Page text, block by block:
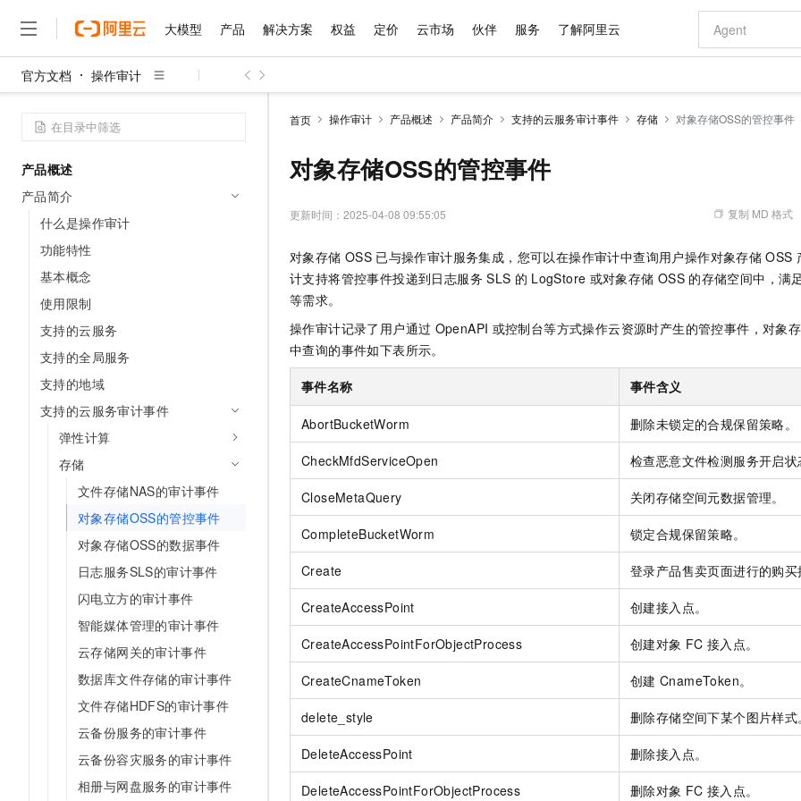
大模型 产品 解决方案 权益 定价 云市场 伙伴 服务 了解阿里云
官方文档 操作审计
产品概述
产品简介
什么是操作审计
功能特性
基本概念
使用限制
支持的云服务
支持的全局服务
支持的地域
支持的云服务审计事件
弹性计算
存储
文件存储NAS的审计事件
对象存储OSS的管控事件
对象存储OSS的数据事件
日志服务SLS的审计事件
闪电立方的审计事件
智能媒体管理的审计事件
云存储网关的审计事件
数据库文件存储的审计事件
文件存储HDFS的审计事件
云备份服务的审计事件
云备份容灾服务的审计事件
相册与网盘服务的审计事件
首页 操作审计 产品概述 产品简介 支持的云服务审计事件 存储 对象存储OSS的管控事件
对象存储OSS的管控事件
更新时间： 2025-04-08 09:55:05 复制 MD 格式
对象存储 OSS 已与操作审计服务集成，您可以在操作审计中查询用户操作对象存储 OSS
计支持将管控事件投递到日志服务 SLS 的 LogStore 或对象存储 OSS 的存储空间中，满
等需求。
操作审计记录了用户通过 OpenAPI 或控制台等方式操作云资源时产生的管控事件，对象
中查询的事件如下表所示。
事件名称 事件含义
AbortBucketWorm 删除未锁定的合规保留策略。
CheckMfdServiceOpen 检查恶意文件检测服务开启状
CloseMetaQuery 关闭存储空间元数据管理。
CompleteBucketWorm 锁定合规保留策略。
Create 登录产品售卖页面进行的购买
CreateAccessPoint 创建接入点。
CreateAccessPointForObjectProcess 创建对象 FC 接入点。
CreateCnameToken 创建 CnameToken。
delete_style 删除存储空间下某个图片样式。
DeleteAccessPoint 删除接入点。
DeleteAccessPointForObjectProcess 删除对象 FC 接入点。
大模型
千问AI平台 大模型
Qwen3.8-Max HOT
智能体时代全能旗舰模型
Qwen3.7-Plus
能看、能想、能动手的多模态智能体模型
Qwen3-VL-Plus
视觉 Coding、空间感知、多模态思考等全面升级
Kimi-K3 NEW
Deepseek-v4-pro
1M上下文，专为长程任务能力而生
大模型服务
千问AI平台-Token Plan NEW
千问AI平台-模型体验
在线体验全尺寸、多种模态的模型效果
Happy 系列大模型
新一代 AI 视频生成模型，深度适配广告营销等场景
AI 应用构建
大模型服务平台百炼-应用模版
丰富多元化的应用模版和解决方案
大模型服务平台百炼-智能体
灵活可视化地构建企业级 Agent
人工智能平台 PAI
AI Native 的算法工程平台，一站式完成建模、训练、推理服务部署
大模型原
Qoder HOT
面向真实软件
万有无界
秒悟
云端极速 AI 应
大模型解决方案
快速部署 Dify，高效搭建 AI 应用
依托云原生高可用架构,实现Dify私有化部署
10分钟微调：让0.6B模型媲美235B模型
用1%尺寸在特定领域达到大模型90%以上效果
产品
精选产品
计算
容器
存储
网络与CDN
安全
中间件
数据库
大数据计算
媒体服务
企业服务与云通信
终端用户计算
Serverless
迁移与运维管理
精选产品
大模型服务与应用平台
多元化、高性能、安全可靠的大模型服务
无影云电脑
随时随地安全接入的云上超级电脑
云解析DNS
覆盖公网/内网、递归/权威、移动APP等全场景解析服务
云原生大数据计算服务 MaxCompute
面向分析的企业级SaaS模式云数据仓库
提供智能易用的域名与建站服务
人工智能平台 PAI 大模型
一站式AI开发、训练和推理服务
基于千问大模型等，支持代码智能生成、研发智能问答
提供一站式管理容器应用的 K8s 服务
Qoder
面向真实软件
解决方案
精选解决方案
互联网应用开发
大数据
安全
网络
上云与迁云
企业出海
精选解决方案
企业级Agent产品，直接交付可用成果
HappyHorse 打造一站式影视创作平台
可视化编排打通从文字构思到成片全链路闭环
快速拥有专属 OpenClaw
让AI从“聊天伙伴”进化为能干活的“数字员工”
上传文档即自动完成翻译和格式还原
Hermes Agent，打造自进化智能体
自主进化，持久记忆，越用越聪明
安装技能 GStack，拥有专属 AI 工程团队
轻松解锁专属
5 分钟轻松
权益 普惠上云
云服务器38元/年起，超值低价云产品抢先购
推荐新用户得奖励，单订单最高返9万
云工开物
高校专属算力普惠，学生认证享300元代金券
免费试用
解决方案免费试用 新老同享
最高领取价值200元试用点，立即开启云上创新
1亿+ 大模型 tokens 和 30+ 款产品免费体验
140+云产品 免费试用
产品新客免费试用，最长12个月
大模型ACA认证体验
助力企业全员 AI 认知与能力提升
AI 特惠
至高享 1亿+免费 tokens，加速 Al 应用落地
Token Plan 模型订阅计划
Qwen3.8-Max 首发尝鲜，限时加量 10 倍，夜间低至2折
你的AI工作搭子，覆盖日常办公高频场景
Night Plan 支持 Qwen 3.8-Max
夜间 5 折，Qwen/Meoo/TokenPlan 客户专享
AI 场景体
从图文生成到
AI 广告创作
图文、视频一
0 代码专业建
AI 办公
AI智能应用，
智能客服
自动承接线索
定价 产品定价
了解云产品的定价详情
云上成本管理
管理和优化成本
价格计算器
自助选配和估算价格
价格优势
配置报价
云市场 精选商城
多端小程序
观测云
Tuya 物联网平台阿里云版
蓝凌 OA
电子合同
畅捷通
Tableau 订阅
AI空中课堂在线直播课堂（旗舰版）
生态解决方案
行业生态解决方案
开发者生态解决方案
AI 开发和 AI 应用解决方案
数据与 API
手机三要素
OCR 文字识别
天气预报查询
快递物流查询
CRM
OA 办公系统
财税管理
基础软件
JAVA
操作系统
WordPress
Red Hat
SUSE
建站小程序
模板建站
定制建站
定制小程序
APP 开发
建站系统
伙伴 成为销售伙伴
咨询伙伴
销售伙伴合作计划
无影生态合作计划
Salesforce On Alibaba Cloud
Consulting Partner 合作计划
AI 大模型销售与服务生态合作计划
成为产品伙伴
产品生态伙伴
产品伙伴
云网络合作
成为服务
服务生态伙伴
服务 售前咨询
售后服务
自助服务
在线服务
工单服务
短信专区
企业增值服务
专家技术服务
企业成长
服务实践
创新中心
阿里云认证
信息公告
官网公告
健康状态
了解阿里云 为什么选择阿里云
技术领先
分析师报告
研究报告与白皮书
天池大赛
AI 算法大赛
云开发大赛
入门学习赛
最佳实践
云上奥运之旅
看见新力量
客户案例
市场活动
魔搭
魔搭
高校合作
云工开物
科研合作